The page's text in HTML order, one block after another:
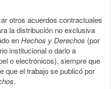
otros acuerdos contractuales
la distribución no exclusiva
enHechos y Derechos (por
institucional o darlo a
o electrónicos), siempre que
que el trabajo se publicó por
.